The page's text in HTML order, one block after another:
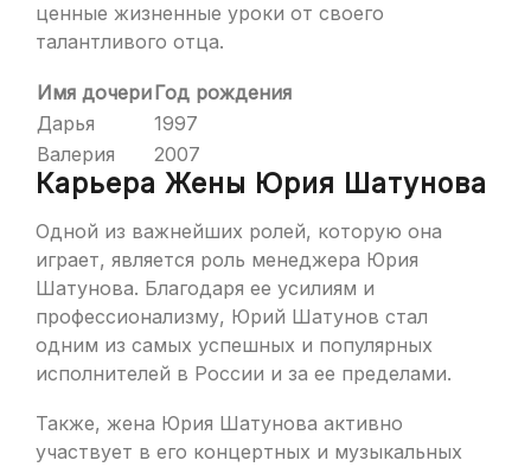
ценные жизненные уроки от своего
талантливого отца.
Имя дочери Год рождения
Дарья
1997
Валерия
2007
Карьера Жены Юрия Шатунова
Одной из важнейших ролей, которую она
играет, является роль менеджера Юрия
Шатунова. Благодаря ее усилиям и
профессионализму, Юрий Шатунов стал
одним из самых успешных и популярных
исполнителей в России и за ее пределами.
Также, жена Юрия Шатунова активно
участвует в его концертных и музыкальных